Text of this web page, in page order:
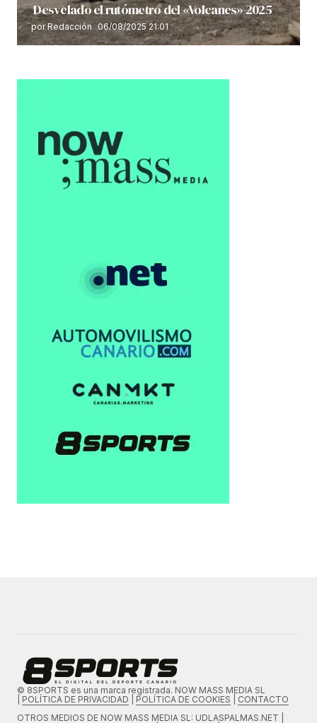
Desvelado el rutómetro del «Volcanes» 2025
por Redacción 06/08/2025 21:01
© 8SPORTS es una marca registrada. NOW MASS MEDIA SL
POLÍTICA DE PRIVACIDAD POLÍTICA DE COOKIES
CONTACTO
OTROS MEDIOS DE NOW MASS MEDIA SL: UDLASPALMAS.NET |